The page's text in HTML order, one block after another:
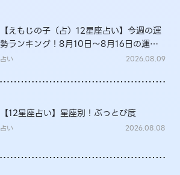
【えもじの子（占）12星座占い】今週の運
勢ランキング！8月10日～8月16日の運勢
は？
占い 2026.08.09
【12星座占い】星座別！ぶっとび度
占い 2026.08.08